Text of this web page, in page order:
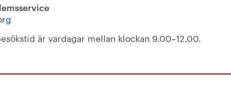
är vardagar mellan klockan 9.00–12.00.